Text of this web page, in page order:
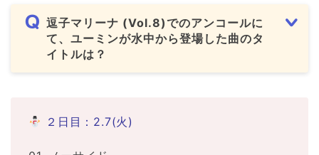
逗子マリーナ (Vol.8)でのアンコールに
て、ユーミンが水中から登場した曲のタ
イトルは？
２日目：2.7(火)